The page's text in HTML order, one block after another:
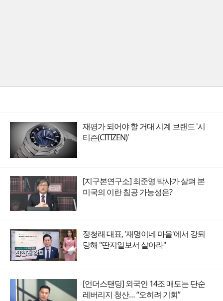
재평가 되어야 할 거대 시계 브랜드 '시
티즌(CITIZEN)'
[지구본연구소] 최준영 박사가 살펴 본
미국의 이란 침공 가능성은?
정청래 대표, '재명이네 마을'에서 강퇴
당해 "딴지일보서 살아라"
[언더스탠딩] 외국인 14조 매도는 단순
레버리지 청산… “오히려 기회”